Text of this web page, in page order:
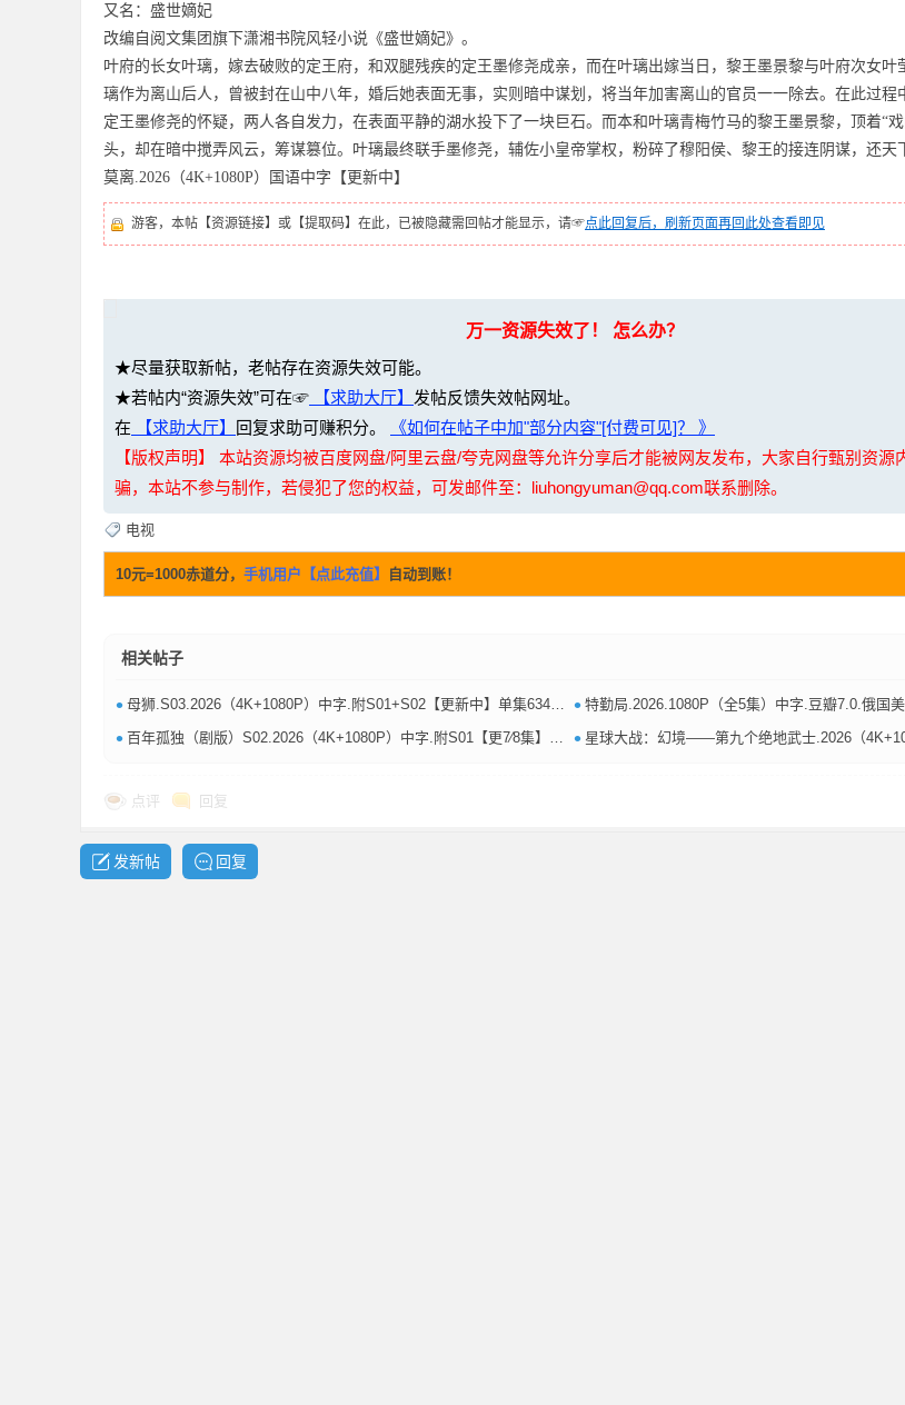
又名：盛世嫡妃
改编自阅文集团旗下潇湘书院风轻小说《盛世嫡妃》。
叶府的长女叶璃，嫁去破败的定王府，和双腿残疾的定王墨修尧成亲，而在叶璃出嫁当日，黎王墨景黎与叶府次女叶
璃作为离山后人，曾被封在山中八年，婚后她表面无事，实则暗中谋划，将当年加害离山的官员一一除去。在此过程
定王墨修尧的怀疑，两人各自发力，在表面平静的湖水投下了一块巨石。而本和叶璃青梅竹马的黎王墨景黎，顶着“
头，却在暗中搅弄风云，筹谋篡位。叶璃最终联手墨修尧，辅佐小皇帝掌权，粉碎了穆阳侯、黎王的接连阴谋，还天
莫离.2026（4K+1080P）国语中字【更新中】
游客，本帖【资源链接】或【提取码】在此，已被隐藏需回帖才能显示，请☞点此回复后，刷新页面再回此处查看即见
万一资源失效了！ 怎么办？
★尽量获取新帖，老帖存在资源失效可能。
★若帖内“资源失效”可在☞ 【求助大厅】 发帖反馈失效帖网址。
在 【求助大厅】 回复求助可赚积分。
《如何在帖子中加"部分内容"[付费可见]？ 》
【版权声明】 本站资源均被百度网盘/阿里云盘/夸克网盘等允许分享后才能被网友发布，大家自行甄别资源
骗，本站不参与制作，若侵犯了您的权益，可发邮件至：liuhongyuman@qq.com联系删除。
电视
10元=1000赤道分， 手机用户【点此充值】 自动到账！
相关帖子
• 母狮.S03.2026（4K+1080P）中字.附S01+S02【更新中】单集634mb-8.6g • 特勤局.2026.1080P（全5集）中字.豆瓣7.0.俄国美女
• 百年孤独（剧版）S02.2026（4K+1080P）中字.附S01【更7⁄8集】单集1.1g-3.3g • 星球大战：幻境——第九个绝地武士.2026（4K+1080P）中字.全8集.美漫
点评 回复
发新帖 回复